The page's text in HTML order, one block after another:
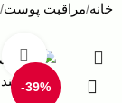
خانه مراقبت پوست
-39%